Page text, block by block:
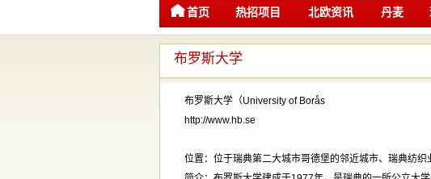
首页 热招项目 北欧资讯 丹麦
留学
布罗斯大学
布罗斯大学（University of Borås
http://www.hb.se
位置：位于瑞典第二大城市哥德堡的邻近城市、瑞典纺织